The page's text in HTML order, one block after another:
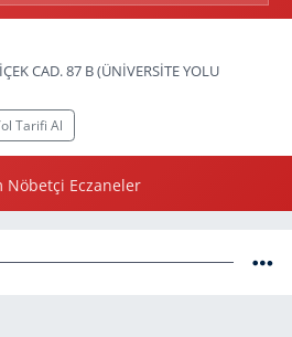
CAD. 87 B (ÜNİVERSİTE YOLU
Tarifi Al
Nöbetçi Eczaneler